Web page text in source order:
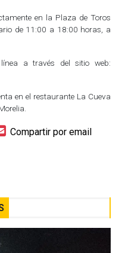
en la Plaza de Toros
de 11:00 a 18:00 horas, a
a través del sitio web:
en el restaurante La Cueva
Compartir por email